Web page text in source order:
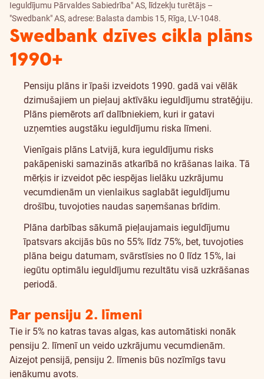
Ieguldījumu Pārvaldes Sabiedrība" AS, līdzekļu turētājs –
"Swedbank" AS, adrese: Balasta dambis 15, Rīga, LV-1048.
Swedbank dzīves cikla plāns
1990+
Pensiju plāns ir īpaši izveidots 1990. gadā vai vēlāk
dzimušajiem un pieļauj aktīvāku ieguldījumu stratēģiju.
Plāns piemērots arī dalībniekiem, kuri ir gatavi
uzņemties augstāku ieguldījumu riska līmeni.
Vienīgais plāns Latvijā, kura ieguldījumu risks
pakāpeniski samazinās atkarībā no krāšanas laika. Tā
mērķis ir izveidot pēc iespējas lielāku uzkrājumu
vecumdienām un vienlaikus saglabāt ieguldījumu
drošību, tuvojoties naudas saņemšanas brīdim.
Plāna darbības sākumā pieļaujamais ieguldījumu
īpatsvars akcijās būs no 55% līdz 75%, bet, tuvojoties
plāna beigu datumam, svārstīsies no 0 līdz 15%, lai
iegūtu optimālu ieguldījumu rezultātu visā uzkrāšanas
periodā.
Par pensiju 2. līmeni
Tie ir 5% no katras tavas algas, kas automātiski nonāk
pensiju 2. līmenī un veido uzkrājumu vecumdienām.
Aizejot pensijā, pensiju 2. līmenis būs nozīmīgs tavu
ienākumu avots.